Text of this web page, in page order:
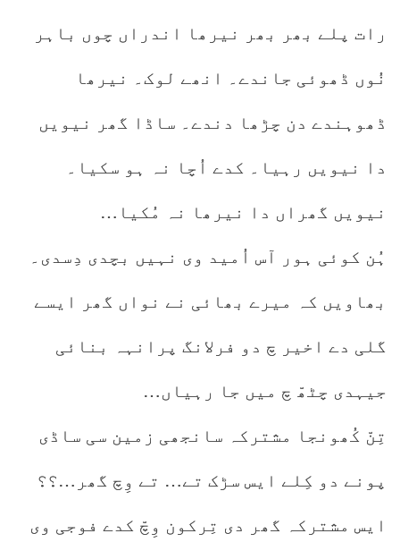
رات پلے بھر بھر نیرھا اندراں چوں باہر
نُوں ڈھوئی جاندے۔ انھے لوک۔ نیرھا
ڈھوہندے دن چڑھا دندے۔ ساڈا گھر نیویں
دا نیویں رہیا۔ کدے اُچا نہ ہو سکیا۔
نیویں گھراں دا نیرھا نہ مُکیا…
ہُن کوئی ہور آس اُمید وی نہیں بچدی دِسدی۔
بھاویں کہ میرے بھائی نے نواں گھر ایسے
گلی دے اخیر چ دو فرلانگ پرانہہ بنائی
جیہدی چٹھّ چ میں جا رہیاں…
تِنّ کُھونجا مشترکہ سانجھی زمین سی ساڈی
پونے دو کِلے ایس سڑک تے… تے وِچ گھر…؟؟
ایس مشترکہ گھر دی تِرکون وِچّ کدے فوجی وی